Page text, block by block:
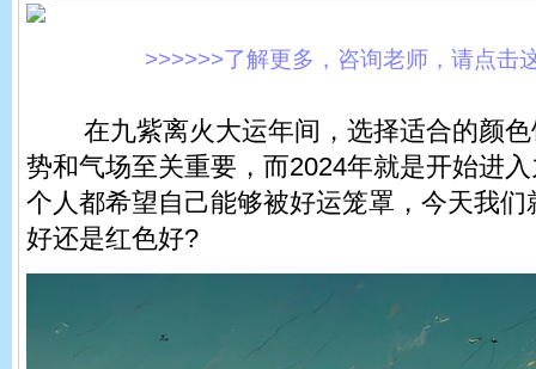
>>>>>>了解更多，咨询老师，请点击
在九紫离火大运年间，选择适合的颜色
势和气场至关重要，而2024年就是开始进
个人都希望自己能够被好运笼罩，今天我
好还是红色好?